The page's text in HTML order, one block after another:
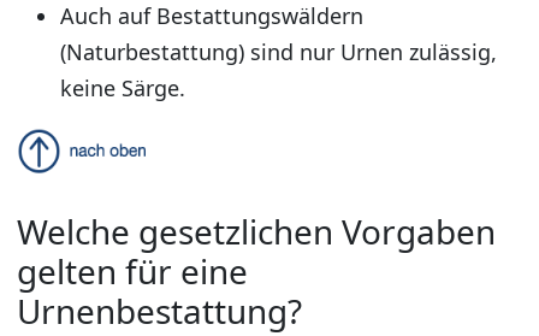
Auch auf Bestattungswäldern
(Naturbestattung) sind nur Urnen zulässig,
keine Särge.
Welche gesetzlichen Vorgaben
gelten für eine
Urnenbestattung?